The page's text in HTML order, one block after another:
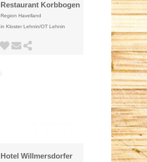
Restaurant Korbbogen
Region Havelland
in Kloster Lehnin/OT Lehnin
Hotel Willmersdorfer